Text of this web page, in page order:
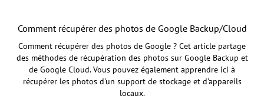
Comment récupérer des photos de Google Backup/Cloud
Comment récupérer des photos de Google ? Cet article partage
des méthodes de récupération des photos sur Google Backup et
de Google Cloud. Vous pouvez également apprendre ici à
récupérer les photos d'un support de stockage et d'appareils
locaux.